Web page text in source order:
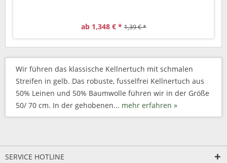
ab 1,348 € * 1,39 € *
Wir führen das klassische Kellnertuch mit schmalen
Streifen in gelb. Das robuste, fusselfrei Kellnertuch aus
50% Leinen und 50% Baumwolle führen wir in der Größe
50/ 70 cm. In der gehobenen... mehr erfahren »
SERVICE HOTLINE